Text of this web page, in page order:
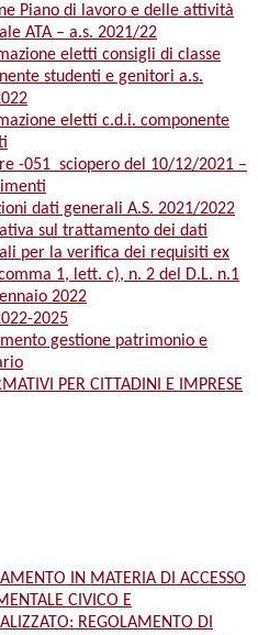
Piano di lavoro e delle attività
ATA – a.s. 2021/22
eletti consigli di classe
studenti e genitori a.s.
eletti c.d.i. componente
-051_sciopero del 10/12/2021 –
dati generali A.S. 2021/2022
sul trattamento dei dati
per la verifica dei requisiti ex
1, lett. c), n. 2 del D.L. n.1
2022
2025
gestione patrimonio e
PER CITTADINI E IMPRESE
IN MATERIA DI ACCESSO
CIVICO E
REGOLAMENTO DI